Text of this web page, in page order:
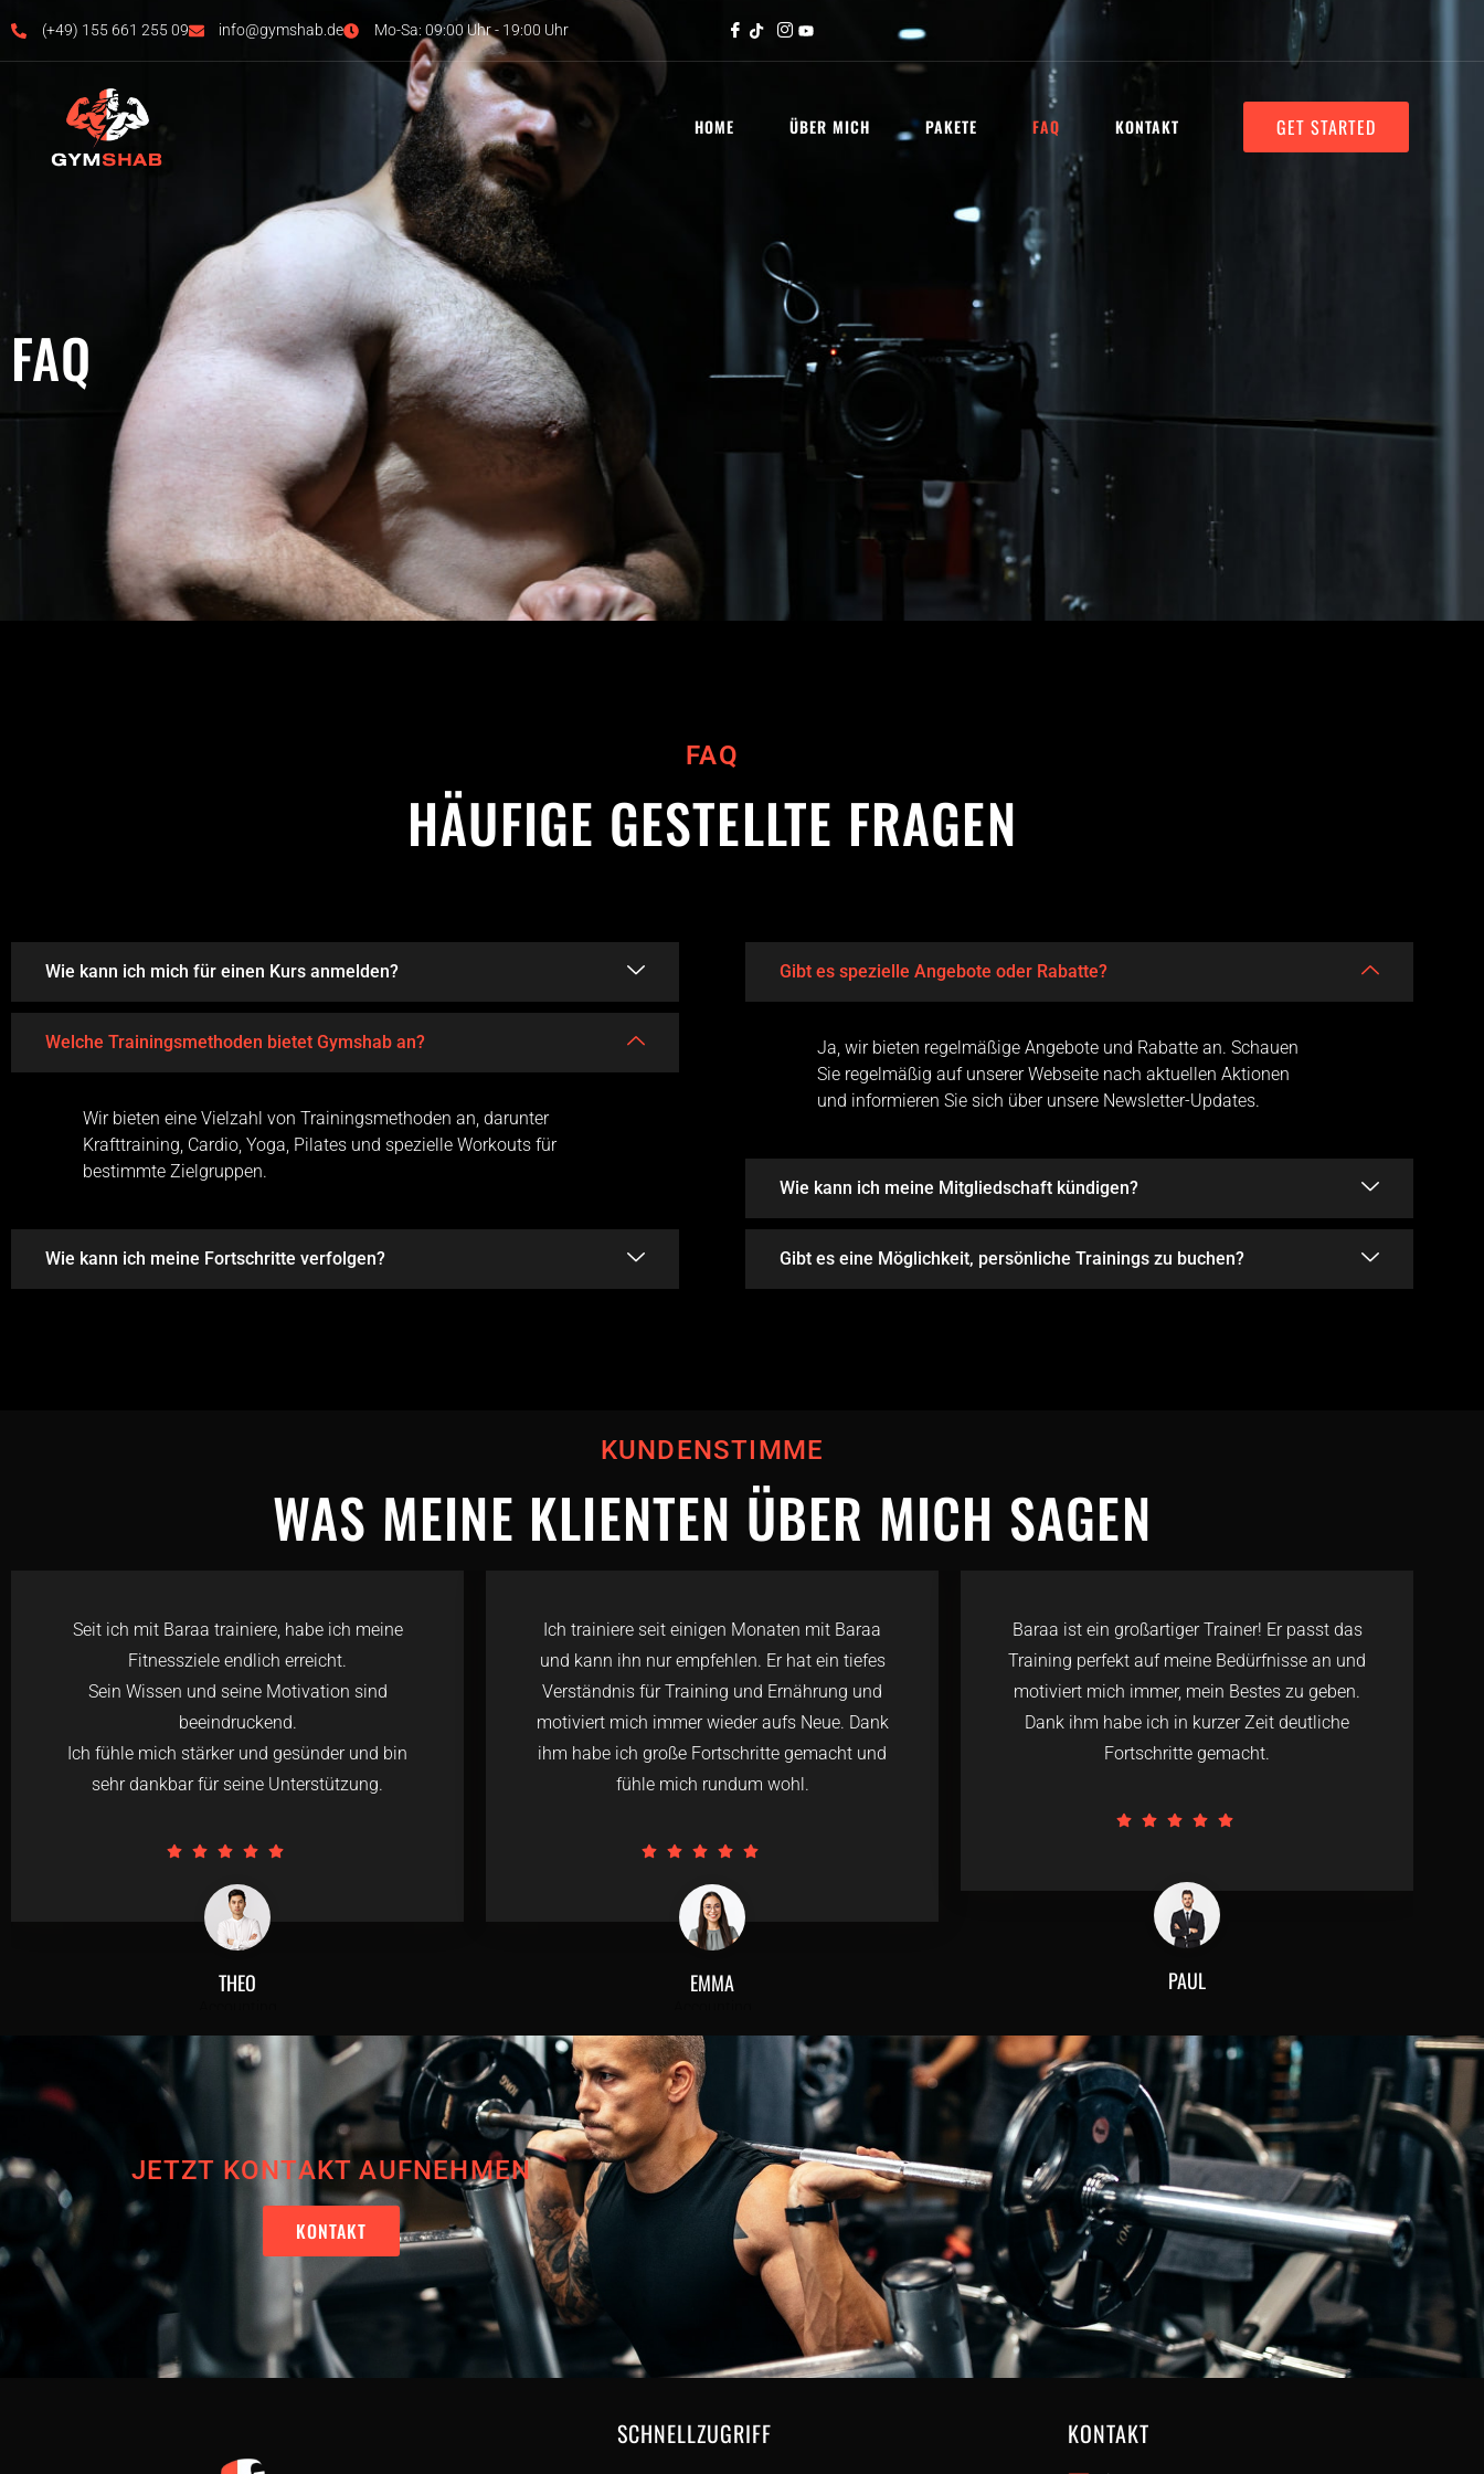
(+49) 155 661 255 09 info@gymshab.de Mo-Sa: 09:00 Uhr - 19:00 Uhr
HOME ÜBER MICH PAKETE FAQ KONTAKT GET STARTED
FAQ
FAQ
HÄUFIGE GESTELLTE FRAGEN
Wie kann ich mich für einen Kurs anmelden?
Welche Trainingsmethoden bietet Gymshab an?
Wir bieten eine Vielzahl von Trainingsmethoden an, darunter
Krafttraining, Cardio, Yoga, Pilates und spezielle Workouts für
bestimmte Zielgruppen.
Wie kann ich meine Fortschritte verfolgen?
Gibt es spezielle Angebote oder Rabatte?
Ja, wir bieten regelmäßige Angebote und Rabatte an. Schauen
Sie regelmäßig auf unserer Webseite nach aktuellen Aktionen
und informieren Sie sich über unsere Newsletter-Updates.
Wie kann ich meine Mitgliedschaft kündigen?
Gibt es eine Möglichkeit, persönliche Trainings zu buchen?
KUNDENSTIMME
WAS MEINE KLIENTEN ÜBER MICH SAGEN
THEO
Seit ich mit Baraa trainiere, habe ich meine
Fitnessziele endlich erreicht.
Sein Wissen und seine Motivation sind
beeindruckend.
Ich fühle mich stärker und gesünder und bin
sehr dankbar für seine Unterstützung.
EMMA
Ich trainiere seit einigen Monaten mit Baraa
und kann ihn nur empfehlen. Er hat ein tiefes
Verständnis für Training und Ernährung und
motiviert mich immer wieder aufs Neue. Dank
ihm habe ich große Fortschritte gemacht und
fühle mich rundum wohl.
PAUL
Baraa ist ein großartiger Trainer! Er passt das
Training perfekt auf meine Bedürfnisse an und
motiviert mich immer, mein Bestes zu geben.
Dank ihm habe ich in kurzer Zeit deutliche
Fortschritte gemacht.
JETZT KONTAKT AUFNEHMEN
KONTAKT
SCHNELLZUGRIFF KONTAKT